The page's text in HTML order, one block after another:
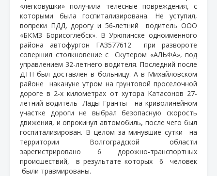
«легковушки» получила телесные повреждения, с
которыми была госпитализирована. Не уступил,
вопреки ПДД, дорогу и 56-летний
водитель ООО
«БКМЗ Борисоглебск». В Урюпинске одноименного
района автофургон ГАЗ577612
при развороте
совершил столкновение с
Скутером «АЛЬФА», под
управлением 32-летнего водителя. Последний после
ДТП был доставлен в больницу. А в Михайловском
районе
накануне утром на грунтовой проселочной
дороге в 2-х километрах от хутора Катасонов 27-
летний водитель
Лады Гранты
на криволинейном
участке дороги не выбрал безопасную скорость
движения, и опрокинул автомобиль, после чего был
госпитализирован. В целом за минувшие сутки
на
территории Волгоградской области
зарегистрировано 6 дорожно-транспортных
происшествий,
в результате которых 6
человек
были травмированы.